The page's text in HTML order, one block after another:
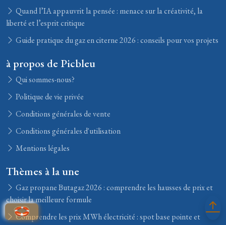
Quand l’IA appauvrit la pensée : menace sur la créativité, la
liberté et l’esprit critique
Guide pratique du gaz en citerne 2026 : conseils pour vos projets
à propos de Picbleu
Qui sommes-nous?
Politique de vie privée
Conditions générales de vente
Conditions générales d'utilisation
Mentions légales
Thèmes à la une
Gaz propane Butagaz 2026 : comprendre les hausses de prix et
choisir la meilleure formule
Comprendre les prix MWh électricité : spot base pointe et